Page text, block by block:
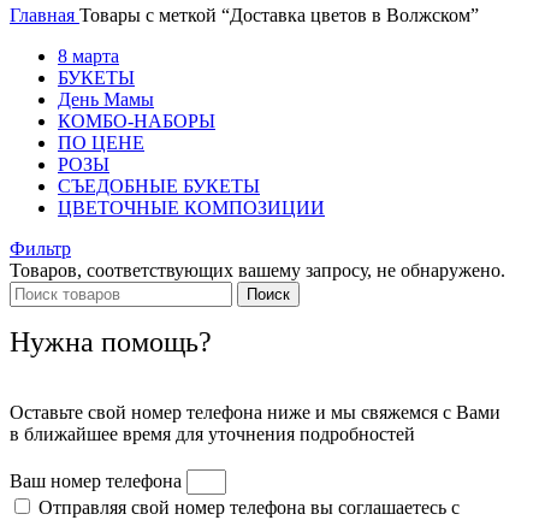
Главная Товары с меткой “Доставка цветов в Волжском”
8 марта
БУКЕТЫ
День Мамы
КОМБО-НАБОРЫ
ПО ЦЕНЕ
РОЗЫ
СЪЕДОБНЫЕ БУКЕТЫ
ЦВЕТОЧНЫЕ КОМПОЗИЦИИ
Фильтр
Товаров, соответствующих вашему запросу, не обнаружено.
Поиск
Нужна помощь?
Оставьте свой номер телефона ниже и мы свяжемся с Вами
в ближайшее время для уточнения подробностей
Ваш номер телефона
Отправляя свой номер телефона вы соглашаетесь с